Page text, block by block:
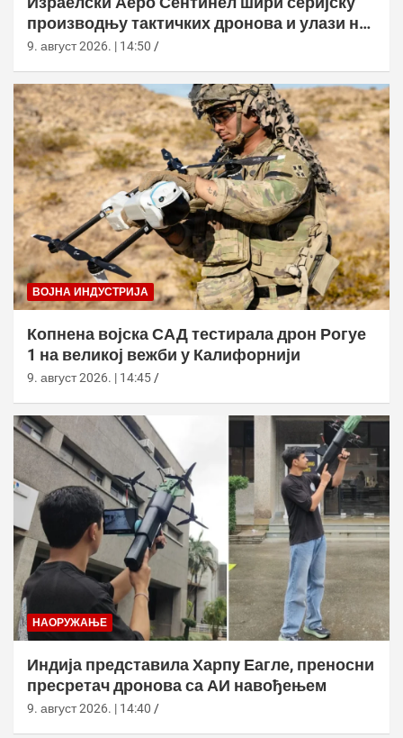
производњу тактичких дронова и улази на
нова тржишта
9. август 2026. | 14:50
ВОЈНА ИНДУСТРИЈА
Копнена војска САД тестирала дрон Рогуе
1 на великој вежби у Калифорнији
9. август 2026. | 14:45
НАОРУЖАЊЕ
Индија представила Харпy Еагле, преносни
пресретач дронова са АИ навођењем
9. август 2026. | 14:40